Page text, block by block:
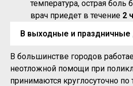
температура, острая боль
врач приедет в течение 2
В выходные и праздничные
В большинстве городов
неотложной помощи при
принимаются круглосуточно